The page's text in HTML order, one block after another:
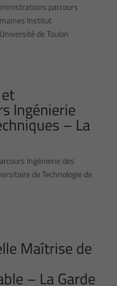
parcours
Institut
de Toulon
Ingénierie
– La
Ingénierie des
de Technologie de
Maîtrise de
– La Garde